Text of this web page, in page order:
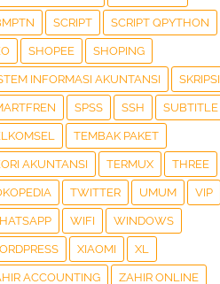
SCRIPT SCRIPT QPYTHON
SHOPEE SHOPING
INFORMASI AKUNTANSI SKRIPSI
SPSS SSH SUBTITLE
TEMBAK PAKET
AKUNTANSI TERMUX THREE
TWITTER UMUM VIP
WIFI WINDOWS
XIAOMI XL
ACCOUNTING ZAHIR ONLINE